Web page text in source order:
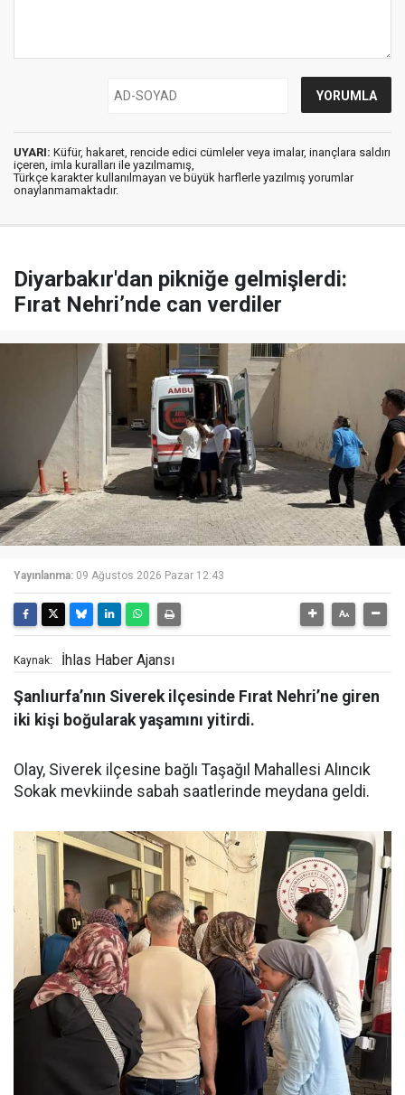
UYARI: Küfür, hakaret, rencide edici cümleler veya imalar, inançlara saldırı
içeren, imla kuralları ile yazılmamış,
Türkçe karakter kullanılmayan ve büyük harflerle yazılmış yorumlar
onaylanmamaktadır.
Diyarbakır'dan pikniğe gelmişlerdi:
Fırat Nehri’nde can verdiler
Yayınlanma: 09 Ağustos 2026 Pazar 12:43
Kaynak: İhlas Haber Ajansı
Şanlıurfa’nın Siverek ilçesinde Fırat Nehri’ne giren
iki kişi boğularak yaşamını yitirdi.
Olay, Siverek ilçesine bağlı Taşağıl Mahallesi Alıncık
Sokak mevkiinde sabah saatlerinde meydana geldi.